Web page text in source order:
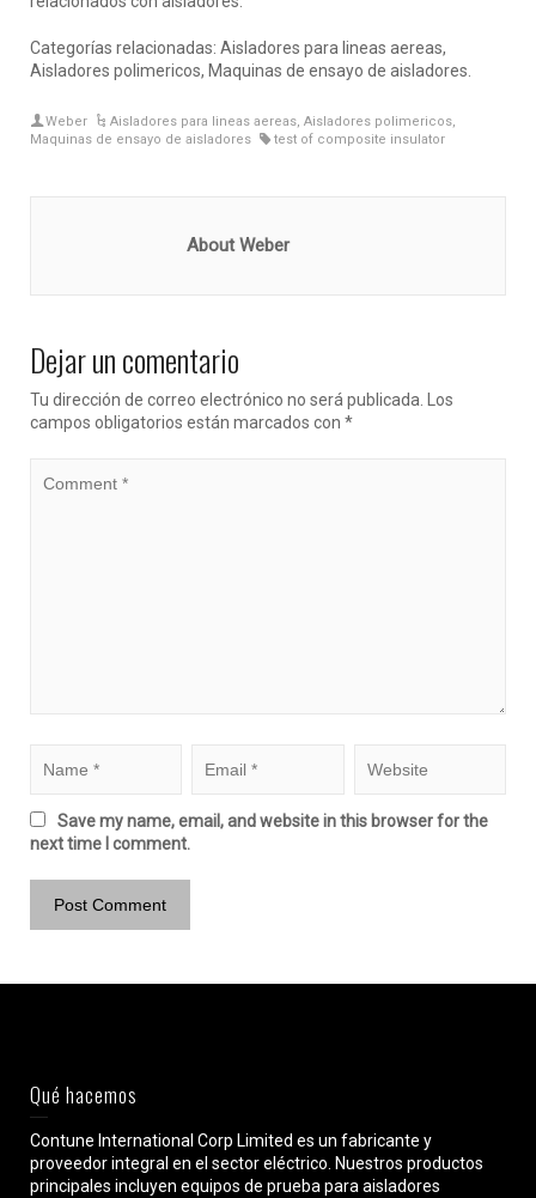
Categorías relacionadas: Aisladores para lineas aereas,
Aisladores polimericos, Maquinas de ensayo de aisladores.
Weber Aisladores para lineas aereas,Aisladores polimericos,
Maquinas de ensayo de aisladores
test of composite insulator
About Weber
Dejar un comentario
Tu dirección de correo electrónico no será publicada. Los
campos obligatorios están marcados con *
Save my name, email, and website in this browser for the
next time I comment.
Qué hacemos
Contune International Corp Limited es un fabricante y
proveedor integral en el sector eléctrico. Nuestros productos
principales incluyen equipos de prueba para aisladores